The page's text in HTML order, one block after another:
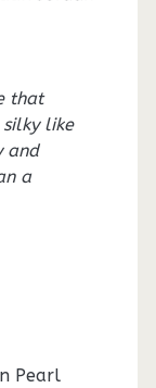
that
like
and
a
Pearl